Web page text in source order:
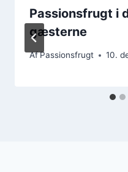
Passionsfrugt i
gæsterne
AfPassionsfrugt 10.